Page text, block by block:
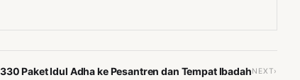
Paket Idul Adha ke Pesantren dan Tempat IbadahNEXT›